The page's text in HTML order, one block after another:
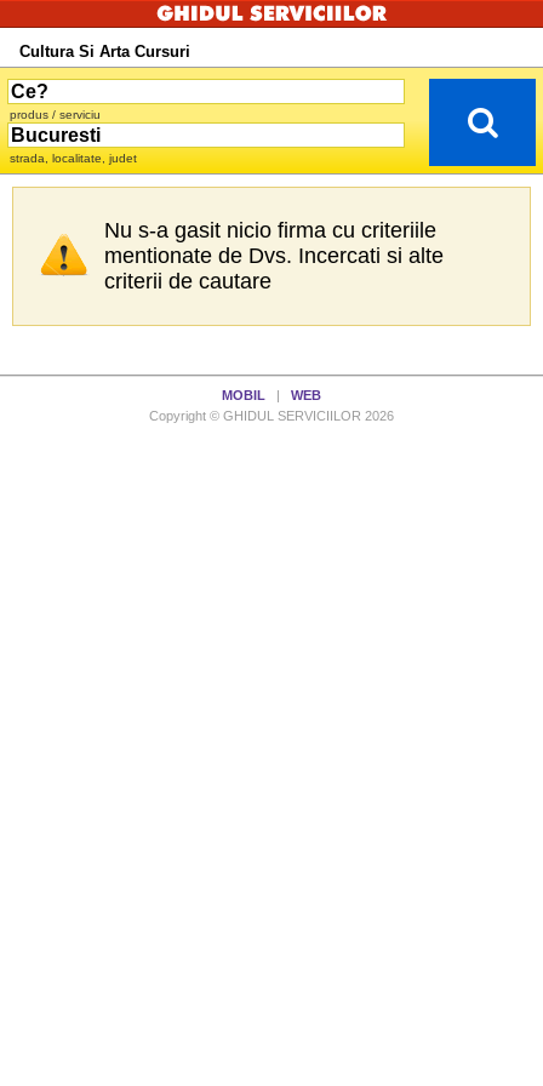
Cultura Si Arta Cursuri
produs / serviciu
strada, localitate, judet
Nu s-a gasit nicio firma cu criteriile
mentionate de Dvs. Incercati si alte
criterii de cautare
MOBIL
WEB
Copyright © GHIDUL SERVICIILOR 2026